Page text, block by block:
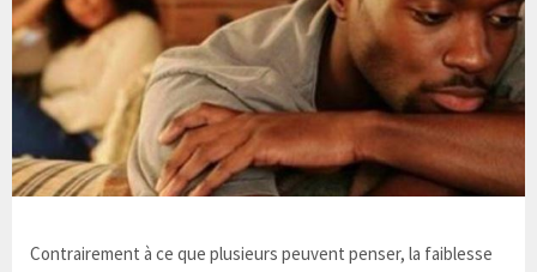
Contrairement à ce que plusieurs peuvent penser, la faiblesse